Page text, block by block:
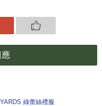
應
綠蕾絲禮服